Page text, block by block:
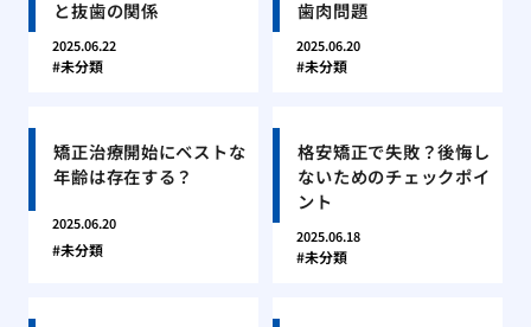
と抜歯の関係
2025.06.22
未分類
歯肉問題
2025.06.20
未分類
矯正治療開始にベストな
年齢は存在する？
2025.06.20
未分類
格安矯正で失敗？後悔し
ないためのチェックポイ
ント
2025.06.18
未分類